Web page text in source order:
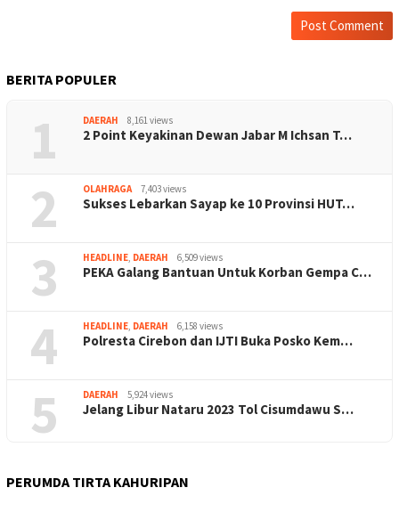
BERITA POPULER
1 DAERAH 8,161 views
2 Point Keyakinan Dewan Jabar M Ichsan T…
2 OLAHRAGA 7,403 views
Sukses Lebarkan Sayap ke 10 Provinsi HUT…
3 HEADLINE, DAERAH 6,509 views
PEKA Galang Bantuan Untuk Korban Gempa C…
4 HEADLINE, DAERAH 6,158 views
Polresta Cirebon dan IJTI Buka Posko Kem…
5 DAERAH 5,924 views
Jelang Libur Nataru 2023 Tol Cisumdawu S…
PERUMDA TIRTA KAHURIPAN